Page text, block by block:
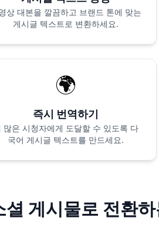
상 대본을 깔끔하고 브랜드 톤에 맞는
게시글 텍스트로 변환하세요.
🌍
즉시 번역하기
많은 시청자에게 도달할 수 있도록 다
국어 게시글 텍스트를 만드세요.
게시물로 전환하